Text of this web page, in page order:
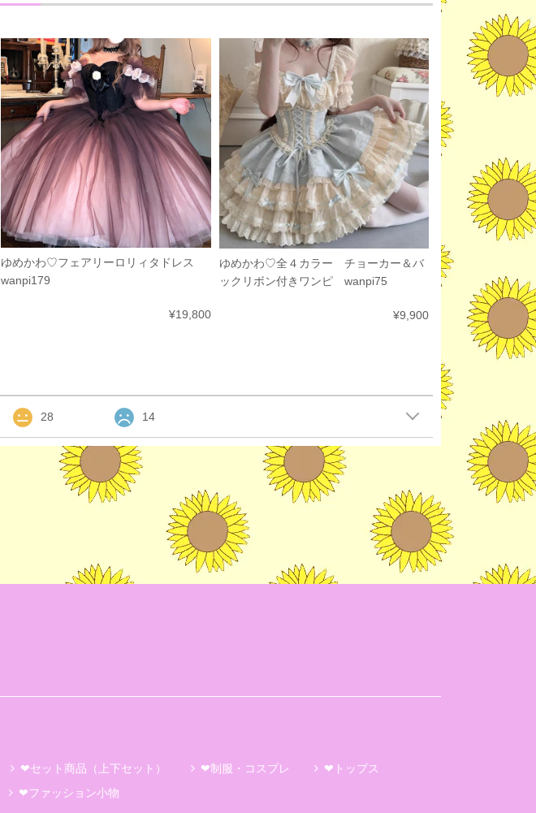
ゆめかわ♡フェアリーロリィタドレス
wanpi179
¥19,800
ゆめかわ♡全４カラー チョーカー＆バ
ックリボン付きワンピ wanpi75
¥9,900
28 14
❤セット商品（上下セット） ❤制服・コスプレ
❤トップス
❤ファッション小物